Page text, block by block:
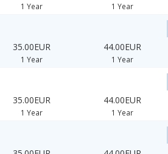
1 Year 1 Year
35.00EUR
1 Year
44.00EUR
1 Year
35.00EUR
1 Year
44.00EUR
1 Year